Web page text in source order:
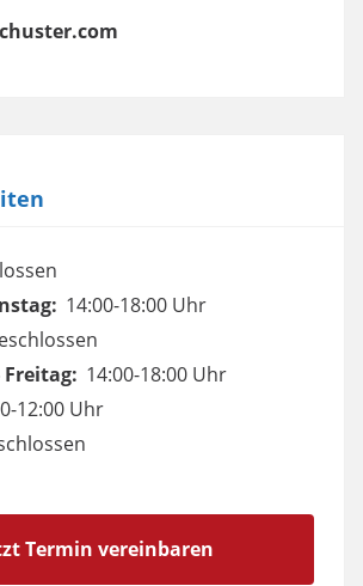
14:00-18:00 Uhr
14:00-18:00 Uhr
12:00 Uhr
Termin vereinbaren